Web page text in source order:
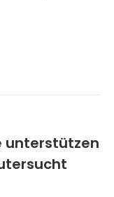
unterstützen